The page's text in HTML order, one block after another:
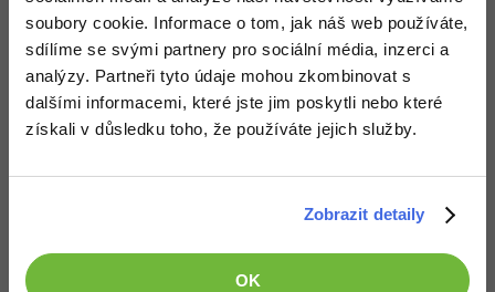
soubory cookie. Informace o tom, jak náš web používáte,
sdílíme se svými partnery pro sociální média, inzerci a
analýzy. Partneři tyto údaje mohou zkombinovat s
dalšími informacemi, které jste jim poskytli nebo které
získali v důsledku toho, že používáte jejich služby.
Zobrazit detaily
OK
Nahoru Odpovědět
CZkiniCZ: 13.6.2015 14:07
Ještě mě napadlo jestly by pro sonar nešel využít 18,5" LCD
screen. U starého monitoru mi vyhořel zdroj ale obrazová plocha